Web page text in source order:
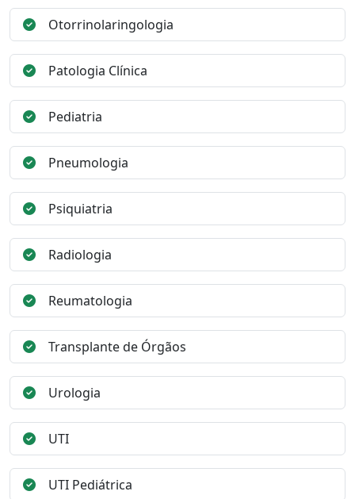
Otorrinolaringologia
Patologia Clínica
Pediatria
Pneumologia
Psiquiatria
Radiologia
Reumatologia
Transplante de Órgãos
Urologia
UTI
UTI Pediátrica